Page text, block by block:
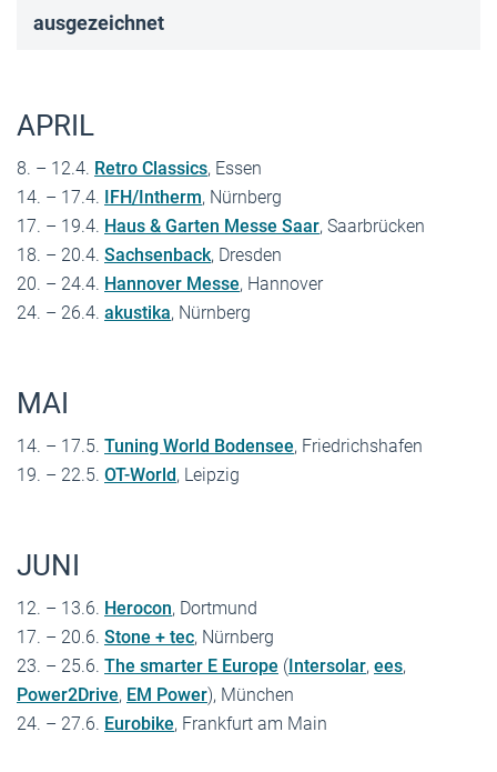
ausgezeichnet
APRIL
8. – 12.4. Retro Classics, Essen
14. – 17.4. IFH/Intherm, Nürnberg
17. – 19.4. Haus & Garten Messe Saar, Saarbrücken
18. – 20.4. Sachsenback, Dresden
20. – 24.4. Hannover Messe, Hannover
24. – 26.4. akustika, Nürnberg
MAI
14. – 17.5. Tuning World Bodensee, Friedrichshafen
19. – 22.5. OT-World, Leipzig
JUNI
12. – 13.6. Herocon, Dortmund
17. – 20.6. Stone + tec, Nürnberg
23. – 25.6. The smarter E Europe (Intersolar, ees,
Power2Drive, EM Power), München
24. – 27.6. Eurobike, Frankfurt am Main